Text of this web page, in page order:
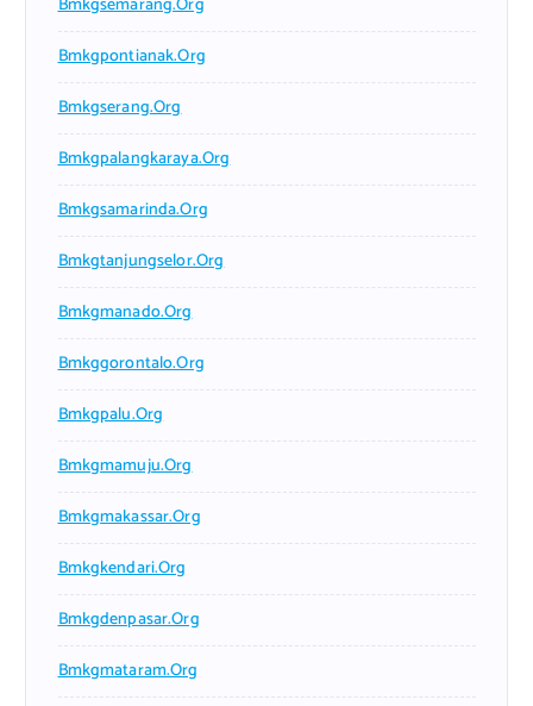
Bmkgpontianak.org
Bmkgserang.org
Bmkgpalangkaraya.org
Bmkgsamarinda.org
Bmkgtanjungselor.org
Bmkgmanado.org
Bmkggorontalo.org
Bmkgpalu.org
Bmkgmamuju.org
Bmkgmakassar.org
Bmkgkendari.org
Bmkgdenpasar.org
Bmkgmataram.org